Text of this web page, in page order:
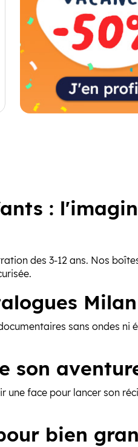
- Avni
:
des 3-12 ans. Nos
sans ondes ni
son
face pour lancer son
bien